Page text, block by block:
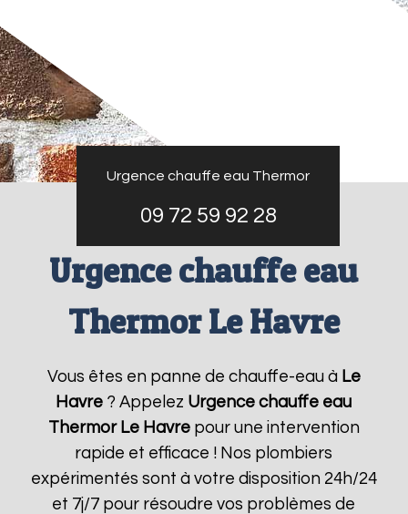
Urgence chauffe eau Thermor
09 72 59 92 28
Urgence chauffe eau
Thermor Le Havre
Vous êtes en panne de chauffe-eau à Le
Havre ? Appelez Urgence chauffe eau
Thermor Le Havrepour une intervention
rapide et efficace ! Nos plombiers
expérimentés sont à votre disposition 24h/24
et 7j/7 pour résoudre vos problèmes de